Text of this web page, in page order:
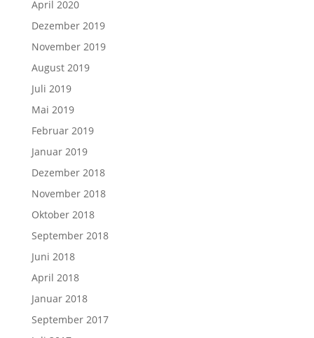
April 2020
Dezember 2019
November 2019
August 2019
Juli 2019
Mai 2019
Februar 2019
Januar 2019
Dezember 2018
November 2018
Oktober 2018
September 2018
Juni 2018
April 2018
Januar 2018
September 2017